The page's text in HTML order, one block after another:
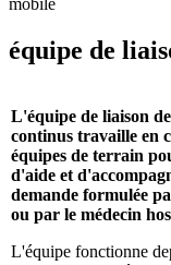
mobile
équipe de
L'équipe de liaison
continus travaille en
équipes de terrain
d'aide et
demande formulée
ou par le médecin
L'équipe fonctionne